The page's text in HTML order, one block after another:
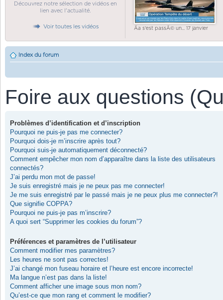
Découvrez notre sélection de vidéos en
lien avec l'actualité.
Voir toutes les vidéos Ãa s'est passÃ© un... 17 janvier
Index du forum
Foire aux questions
Problèmes d’identification et d’inscription
Pourquoi ne puis-je pas me connecter?
Pourquoi dois-je m’inscrire après tout?
Pourquoi suis-je automatiquement déconnecté?
Comment empêcher mon nom d’apparaître dans la liste des utilisateurs
connectés?
J’ai perdu mon mot de passe!
Je suis enregistré mais je ne peux pas me connecter!
Je me suis enregistré par le passé mais je ne peux plus me connecter?!
Que signifie COPPA?
Pourquoi ne puis-je pas m’inscrire?
A quoi sert “Supprimer les cookies du forum”?
Préférences et paramètres de l’utilisateur
Comment modifier mes paramètres?
Les heures ne sont pas correctes!
J’ai changé mon fuseau horaire et l’heure est encore incorrecte!
Ma langue n’est pas dans la liste!
Comment afficher une image sous mon nom?
Qu’est-ce que mon rang et comment le modifier?